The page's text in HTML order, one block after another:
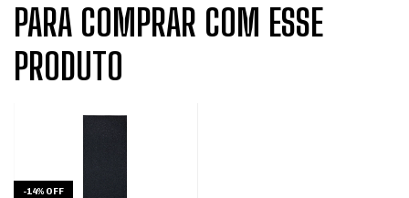
PARA COMPRAR COM ESSE
PRODUTO
-14% OFF